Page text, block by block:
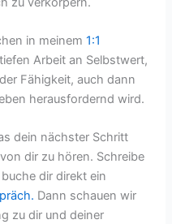
in meinem1:1
Arbeit an Selbstwert,
Fähigkeit, auch dann
herausfordernd wird.
dein nächster Schritt
dir zu hören. Schreibe
dir direkt ein
Dann schauen wir
zu dir und deiner